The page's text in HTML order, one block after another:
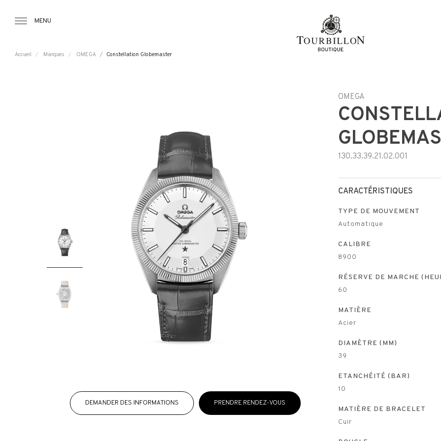
MENU
Accueil Marques OMEGA Constellation Globemaster
DEMANDER DES INFORMATIONS PRENDRE RENDEZ-VOUS
OMEGA
130.33.39.21.02.001
CARACTÉRISTIQUES
TYPE DE MOUVEMENT
Automatique
CALIBRE
8900
RÉSERVE DE MARCHE
60
MATIÈRE
Acier
DIAMÈTRE (MM)
39
ETANCHÉITÉ (BAR)
10
MATIÈRE DE BRACELET
Cuir